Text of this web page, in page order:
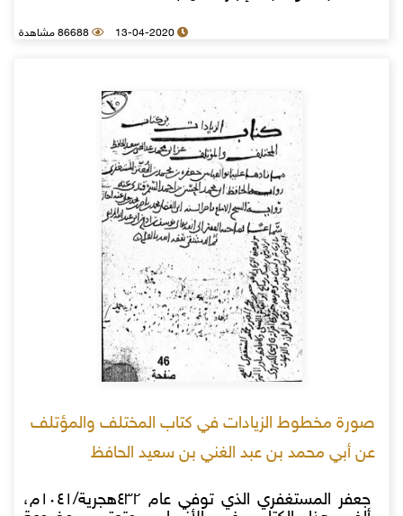
13-04-2020 86688 مشاهدة
صورة مخطوط الزيادات في كتاب المختلف والمؤتلف
عن أبي محمد بن عبد الغني بن سعيد الحافظ
جعفر المستغفري الذي توفي عام ٤٣٢هجرية/١٠٤١م،